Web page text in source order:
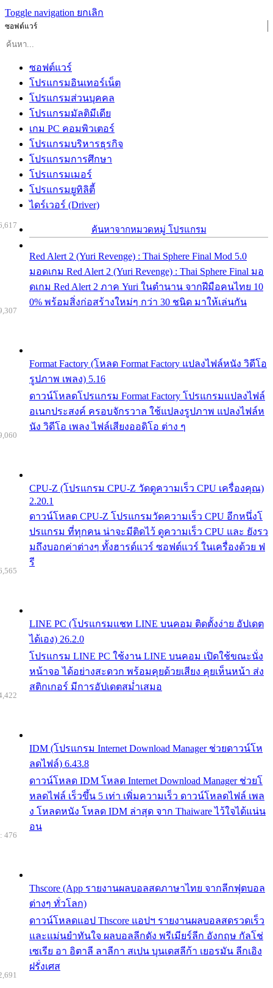
Toggle navigation ยกเลิก
ซอฟต์แวร์
ซอฟต์แวร์
โปรแกรมอินเทอร์เน็ต
โปรแกรมส่วนบุคคล
โปรแกรมมัลติมีเดีย
เกม PC คอมพิวเตอร์
โปรแกรมบริหารธุรกิจ
โปรแกรมการศึกษา
โปรแกรมเมอร์
โปรแกรมยูทิลิตี้
ไดร์เวอร์ (Driver)
ค้นหาจากหมวดหมู่ โปรแกรม
Red Alert 2 (Yuri Revenge) : Thai Sphere Final Mod 5.0
มอดเกม Red Alert 2 (Yuri Revenge) : Thai Sphere Final มอ
ดเกม Red Alert 2 ภาค Yuri ในตำนาน จากฝีมือคนไทย 10
0% พร้อมสิ่งก่อสร้างใหม่ๆ กว่า 30 ชนิด มาให้เล่นกัน
Format Factory (โหลด Format Factory แปลงไฟล์หนัง วิดีโอ
รูปภาพ เพลง) 5.16
ดาวน์โหลดโปรแกรม Format Factory โปรแกรมแปลงไฟล์
อเนกประสงค์ ครอบจักรวาล ใช้แปลงรูปภาพ แปลงไฟล์ห
นัง วิดีโอ เพลง ไฟล์เสียงออดิโอ ต่าง ๆ
CPU-Z (โปรแกรม CPU-Z วัดดูความเร็ว CPU เครื่องคุณ)
2.20.1
ดาวน์โหลด CPU-Z โปรแกรมวัดความเร็ว CPU อีกหนึ่งโ
ปรแกรม ที่ทุกคน น่าจะมีติดไว้ ดูความเร็ว CPU และ ยังรว
มถึงบอกค่าต่างๆ ทั้งฮารด์แวร์ ซอฟต์แวร์ ในเครื่องด้วย ฟ
รี
LINE PC (โปรแกรมแชท LINE บนคอม ติดตั้งง่าย อัปเดต
ได้เอง) 26.2.0
โปรแกรม LINE PC ใช้งาน LINE บนคอม เปิดใช้ขณะนั่ง
หน้าจอ ได้อย่างสะดวก พร้อมคุยด้วยเสียง คุยเห็นหน้า ส่ง
สติกเกอร์ มีการอัปเดตสม่ำเสมอ
IDM (โปรแกรม Internet Download Manager ช่วยดาวน์โห
ลดไฟล์) 6.43.8
ดาวน์โหลด IDM โหลด Internet Download Manager ช่วยโ
หลดไฟล์ เร็วขึ้น 5 เท่า เพิ่มความเร็ว ดาวน์โหลดไฟล์ เพล
ง โหลดหนัง โหลด IDM ล่าสุด จาก Thaiware ไว้ใจได้แน่น
อน
Thscore (App รายงานผลบอลสดภาษาไทย จากลีกฟุตบอล
ต่างๆ ทั่วโลก)
ดาวน์โหลดแอป Thscore แอปฯ รายงานผลบอลสดรวดเร็ว
และแม่นยำทันใจ ผลบอลลีกดัง พรีเมียร์ลีก อังกฤษ กัลโช่
เซเรีย อา อิตาลี ลาลีกา สเปน บุนเดสลีก้า เยอรมัน ลีกเอิง
ฝรั่งเศส
476